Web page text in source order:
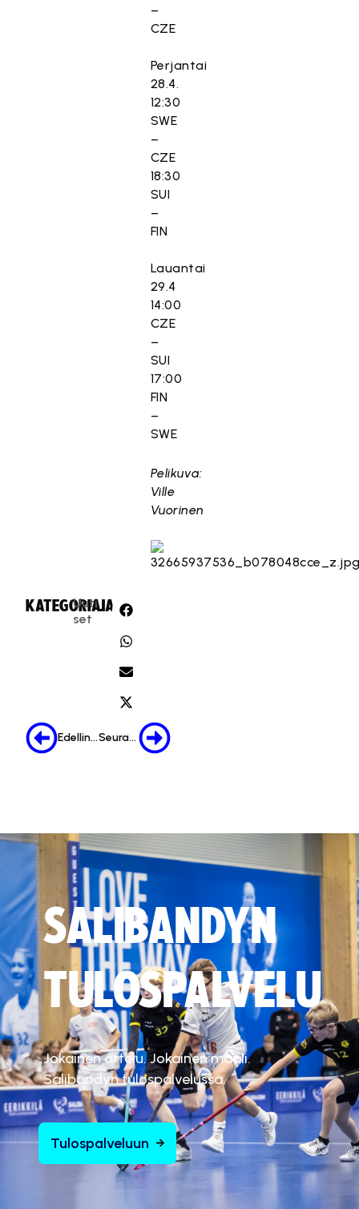
–
CZE
Perjantai
28.4.
12:30
SWE
–
CZE
18:30
SUI
–
FIN
Lauantai
29.4
14:00
CZE
–
SUI
17:00
FIN
–
SWE
Pelikuva:
Ville
Vuorinen
KATEGORIA:
Uuti
set
JAA:
Edellinen Seuraava
SALIBANDYN
TULOSPALVELU
Jokainen ottelu. Jokainen maali.
Salibandyn tulospalvelussa.
Tulospalveluun